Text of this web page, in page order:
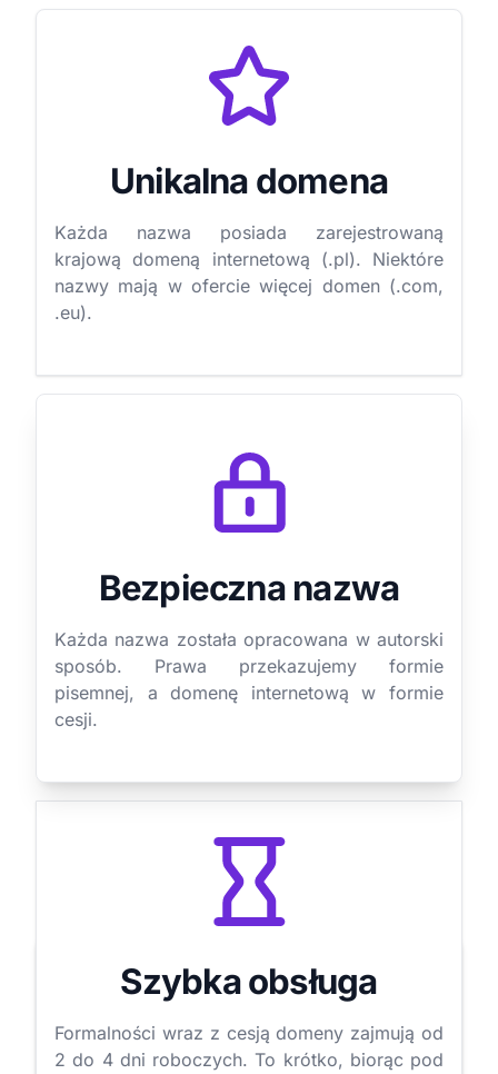
Unikalna domena
Każda nazwa posiada zarejestrowaną
krajową domeną internetową (.pl). Niektóre
nazwy mają w ofercie więcej domen (.com,
.eu).
Bezpieczna nazwa
Każda nazwa została opracowana w autorski
sposób. Prawa przekazujemy formie
pisemnej, a domenę internetową w formie
cesji.
Szybka obsługa
Formalności wraz z cesją domeny zajmują od
2 do 4 dni roboczych. To krótko, biorąc pod